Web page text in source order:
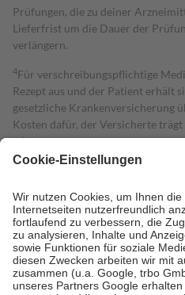
Prüfungen, die zu deiner
Lieferfrist um die Dauer der
verlängern.
4Für verschreibungspflichtige
Rezept aus und der Patient erhält
gesetzliche Krankenversicherung
Kosten dafür, der Versicherte
mit.
Grundsätzlich leisten Mitglieder
höchstens zehn Euro.
Es sind
Kosten der Leistung zu entrichten.
Diese Regeln gelten grundsätzlich
Bei Heilmitteln und häuslicher
Zuzahlung zehn Prozent der
Verordnung.
Um das Engagement der